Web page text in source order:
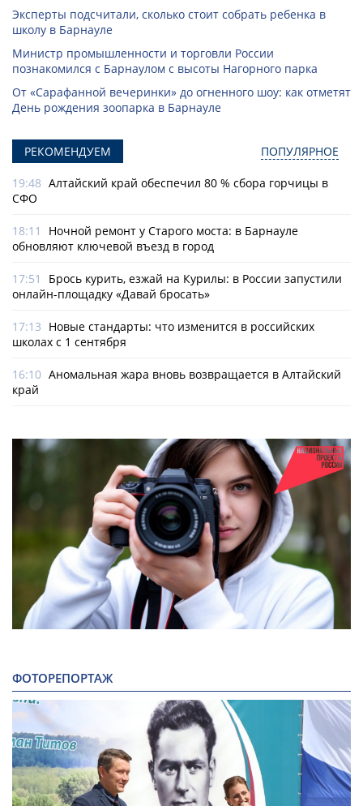
Эксперты подсчитали, сколько стоит собрать ребенка в
школу в Барнауле
Министр промышленности и торговли России
познакомился с Барнаулом с высоты Нагорного парка
От «Сарафанной вечеринки» до огненного шоу: как отметят
День рождения зоопарка в Барнауле
РЕКОМЕНДУЕМ ПОПУЛЯРНОЕ
19:48 Алтайский край обеспечил 80 % сбора горчицы в
СФО
18:11
Ночной ремонт у Старого моста: в Барнауле
обновляют ключевой въезд в город
17:51
Брось курить, езжай на Курилы: в России запустили
онлайн-­площадку «Давай бросать»
17:13 Новые стандарты: что изменится в российских
школах с 1 сентября
16:10 Аномальная жара вновь возвращается в Алтайский
край
ФОТОРЕПОРТАЖ